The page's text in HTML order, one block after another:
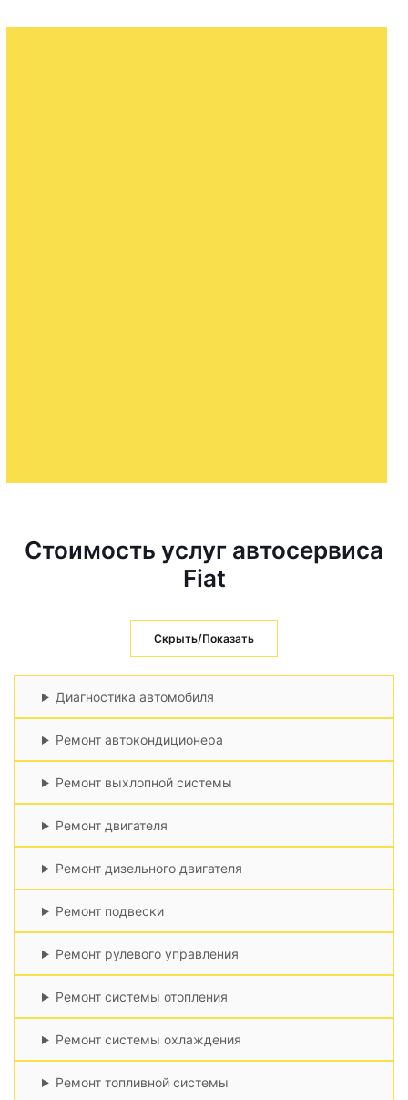
Стоимость услуг автосервиса
Fiat
Скрыть/Показать
Диагностика автомобиля
Ремонт автокондиционера
Ремонт выхлопной системы
Ремонт двигателя
Ремонт дизельного двигателя
Ремонт подвески
Ремонт рулевого управления
Ремонт системы отопления
Ремонт системы охлаждения
Ремонт топливной системы